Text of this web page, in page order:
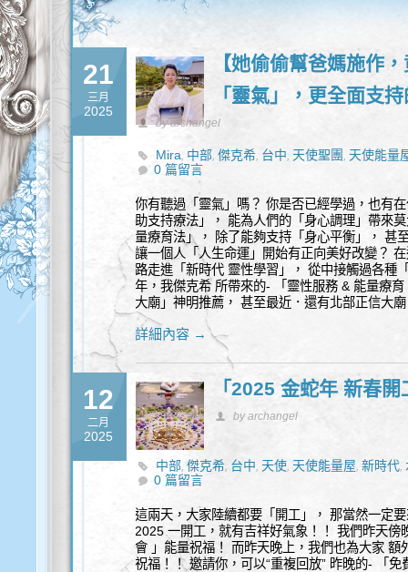
21
三月
2025
【她偷偷幫爸媽施作
「靈氣」，更全面支
by archangel
Mira, 中部,傑克希, 台中, 天使聖團, 天使能量
盛,身心靈
0 篇留言
你有聽過「靈氣」嗎？ 你是否已經學過，也有
助支持療法」， 能為人們的「身心調理」帶來
量療育法」， 除了能夠支持「身心平衡」， 甚
讓一個人「人生命運」開始有正向美好改變？
路走進「新時代 靈性學習」， 從中接觸過各種
年，我傑克希 所帶來的- 「靈性服務 & 能量療
大廟」神明推薦， 甚至最近．還有北部正信大
詳細內容 →
12
二月
2025
「2025 金蛇年 新春
by archangel
中部,傑克希, 台中, 天使, 天使能量屋,新時代,
身心靈
0 篇留言
這兩天，大家陸續都要「開工」， 那當然一定
2025 一開工，就有吉祥好氣象！！ 我們昨天
會 」能量祝福！ 而昨天晚上，我們也為大家
祝福！！ 邀請你，可以“重複回放” 昨晚的- 「